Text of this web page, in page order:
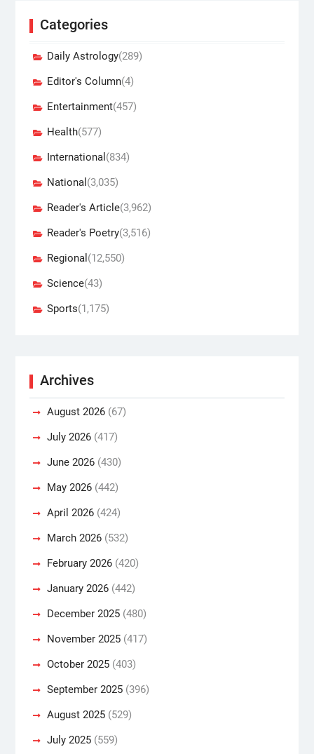
Categories
Daily Astrology(289)
Editor's Column(4)
Entertainment(457)
Health(577)
International (834)
National (3,035)
Reader's Article(3,962)
Reader's Poetry(3,516)
Regional (12,550)
Science(43)
Sports(1,175)
Archives
August 2026(67)
July 2026(417)
June 2026(430)
May 2026(442)
April 2026(424)
March 2026(532)
February 2026(420)
January 2026(442)
December 2025(480)
November 2025(417)
October 2025(403)
September 2025(396)
August 2025(529)
July 2025(559)